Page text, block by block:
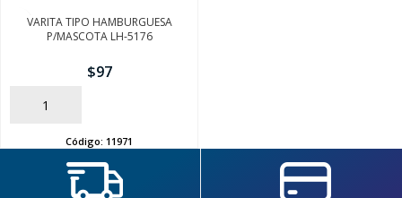
VARITA TIPO HAMBURGUESA
P/MASCOTA LH-5176
$97
AÑADIR
Código: 11971
SEGUÍ COMPRANDO